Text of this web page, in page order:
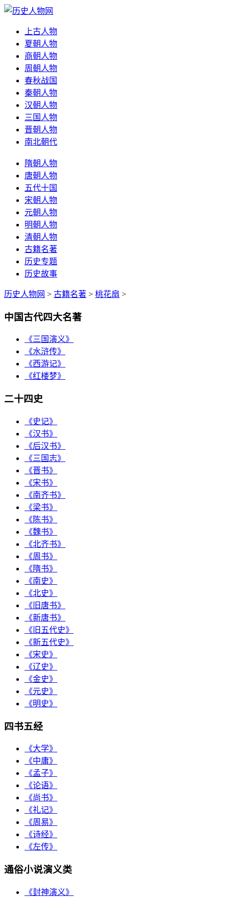
上古人物
夏朝人物
商朝人物
周朝人物
春秋战国
秦朝人物
汉朝人物
三国人物
晋朝人物
南北朝代
隋朝人物
唐朝人物
五代十国
宋朝人物
元朝人物
明朝人物
清朝人物
古籍名著
历史专题
历史故事
历史人物网 > 古籍名著 > 桃花扇 >
中国古代四大名著
《三国演义》
《水浒传》
《西游记》
《红楼梦》
二十四史
《史记》
《汉书》
《后汉书》
《三国志》
《晋书》
《宋书》
《南齐书》
《梁书》
《陈书》
《魏书》
《北齐书》
《周书》
《隋书》
《南史》
《北史》
《旧唐书》
《新唐书》
《旧五代史》
《新五代史》
《宋史》
《辽史》
《金史》
《元史》
《明史》
四书五经
《大学》
《中庸》
《孟子》
《论语》
《尚书》
《礼记》
《周易》
《诗经》
《左传》
通俗小说演义类
《封神演义》